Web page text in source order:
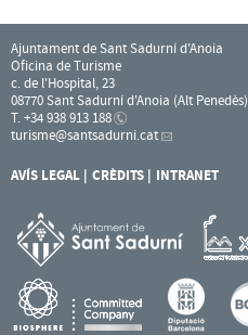
Ajuntament de Sant Sadurní d'Anoia
Oficina de Turisme
c. de l'Hospital, 23
08770 Sant Sadurní d'Anoia (Alt Penedès)
T. +34 938 913 188
turisme@santsadurni.cat
AVÍS LEGAL CRÈDITS INTRANET